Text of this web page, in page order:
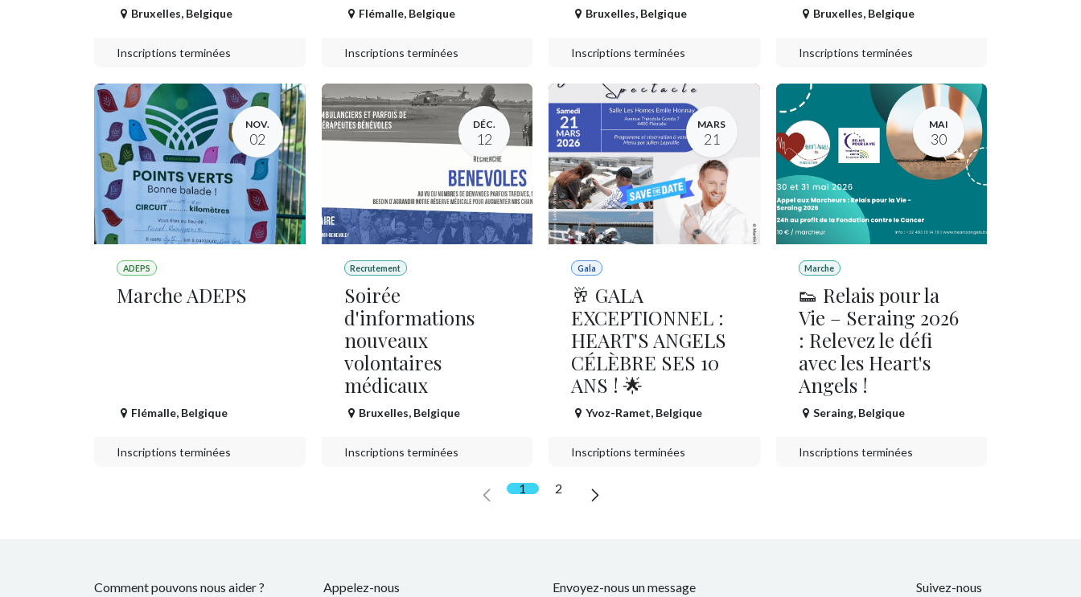
Bruxelles, Belgique
Inscriptions terminées
Flémalle, Belgique
Inscriptions terminées
Bruxelles, Belgique
Inscriptions terminées
Bruxelles, Belgique
Inscriptions terminées
NOV.
02
ADEPS
Marche ADEPS
Flémalle, Belgique
Inscriptions terminées
DÉC.
12
Recrutement
Soirée
d'informations
nouveaux
volontaires
médicaux
Bruxelles, Belgique
Inscriptions terminées
MARS
21
Gala
🥂 GALA
EXCEPTIONNEL :
HEART'S ANGELS
CÉLÈBRE SES 10
ANS ! 🌟
Yvoz-Ramet, Belgique
Inscriptions terminées
MAI
30
Marche
👟 Relais pour la
Vie – Seraing 2026
: Relevez le défi
avec les Heart's
Angels !
Seraing, Belgique
Inscriptions terminées
1 2
Comment pouvons nous aider ? Appelez-nous Envoyez-nous un message Suivez-nous